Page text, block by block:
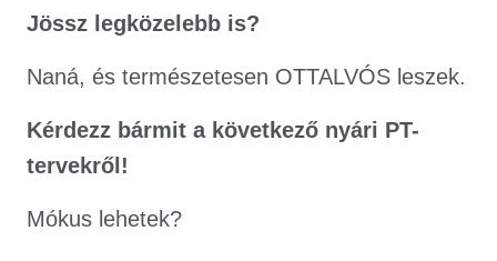
Jössz legközelebb is?
Naná, és természetesen OTTALVÓS leszek.
Kérdezz bármit a következő nyári PT-
tervekről!
Mókus lehetek?